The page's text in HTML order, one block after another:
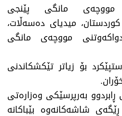
مووچەی مانگی پێنجی
میدیای دەسەڵات،
مووچەی مانگی
بۆ زیاتر تێکشکاندنی
بەرپرسێکی وەزارەتی
شاشەکانەوە بێباکانە